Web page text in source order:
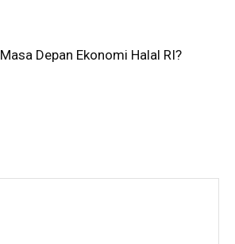
Masa Depan Ekonomi Halal RI?